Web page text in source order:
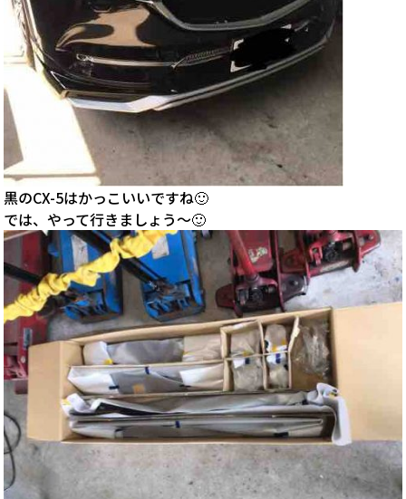
黒のCX-5はかっこいいですね🙂
では、やって行きましょう〜🙂